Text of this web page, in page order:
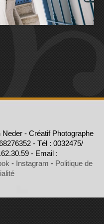
Neder - Créatif Photographe
- Tél : 0032475/
- Email :
- Instagram - Politique de